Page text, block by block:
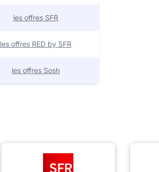
les offres SFR
les offres RED by SFR
les offres Sosh